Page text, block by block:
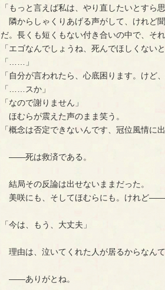
「もっと言えば私は、やり直したいとすら
隣からしゃくりあげる声がして、けれど
だ。長くも短くもない付き合いの中で、そ
「エゴなんでしょうね、死んでほしくない
「……」
「自分が言われたら、心底困ります。けど
「……スか」
「なので謝りません」
ほむらが震えた声のまま笑う。
「概念は否定できないんです、冠位風情に
――死は救済である。
結局その反論は出せないままだった。
美咲にも、そしてほむらにも。けれど――
「今は、もう、大丈夫」
理由は、泣いてくれた人が居るからなん
――ありがとね。